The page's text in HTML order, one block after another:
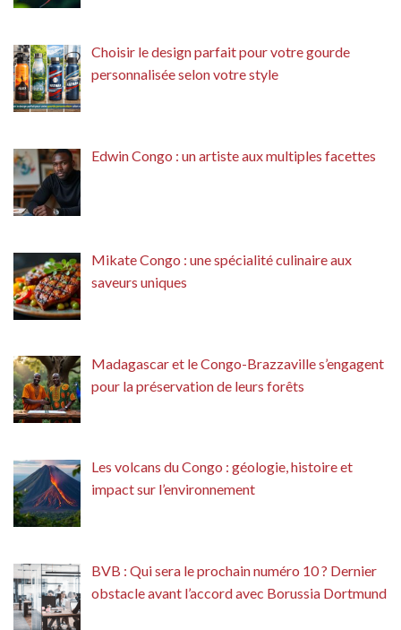
Choisir le design parfait pour votre gourde
personnalisée selon votre style
Edwin Congo : un artiste aux multiples facettes
Mikate Congo : une spécialité culinaire aux
saveurs uniques
Madagascar et le Congo-Brazzaville s’engagent
pour la préservation de leurs forêts
Les volcans du Congo : géologie, histoire et
impact sur l’environnement
BVB : Qui sera le prochain numéro 10 ? Dernier
obstacle avant l’accord avec Borussia Dortmund